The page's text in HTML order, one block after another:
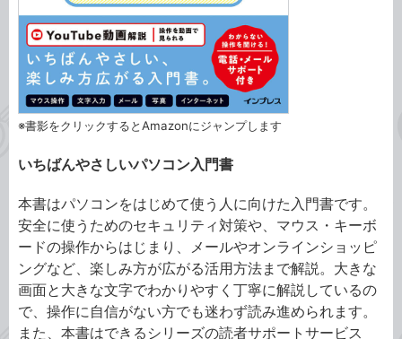
※書影をクリックするとAmazonにジャンプします
いちばんやさしいパソコン入門書
本書はパソコンをはじめて使う人に向けた入門書です。
安全に使うためのセキュリティ対策や、マウス・キーボ
ードの操作からはじまり、メールやオンラインショッピ
ングなど、楽しみ方が広がる活用方法まで解説。大きな
画面と大きな文字でわかりやすく丁寧に解説しているの
で、操作に自信がない方でも迷わず読み進められます。
また、本書はできるシリーズの読者サポートサービス